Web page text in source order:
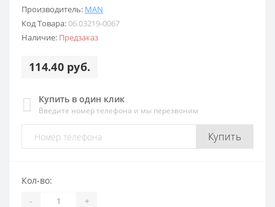
Производитель: MAN
Код Товара:06.03219-0067
Наличие: Предзаказ
114.40 руб.
Купить в один клик
Введите номер телефона и мы перезвоним
Купить
Кол-во:
- +